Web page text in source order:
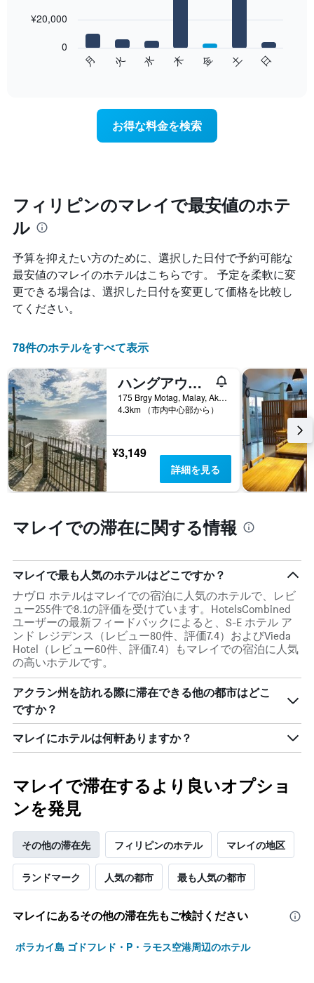
金
は、
を
し
て
い
ま
す。
の
Y
軸
1​
本
は、
客
室
の
平
均
料
表
し
ま
す
bars.
の
客
の
平
均
料
金
を
表
て
い
ま
す
表
の
X
軸
1​
本
は、
曜
表
い
ま
す。
表
の
Y
軸
1​
本
は、
客
室
平
均
金
を
表
い
ま
す
月 火 水 木 金 土 日
0
¥20,000
お得な料金を検索
フィリピンのマレイで最安値のホテ
ル
予算を抑えたい方のために、選択した日付で予約可能な
最安値のマレイのホテルはこちらです。 予定を柔軟に変
更できる場合は、選択した日付を変更して価格を比較し
てください。
78件のホテルをすべて表示
ハングアウト ビーチ & リゾート
175 Brgy Motag, Malay, Aklan, マレイ, フィリピン
4.3km （市内中心部から）
¥3,149
詳細を見る
マレイでの滞在に関する情報
マレイで最も人気のホテルはどこですか？
ナヴロ ホテルはマレイでの宿泊に人気のホテルで、レビ
ュー255件で8.1の評価を受けています。HotelsCombined
ユーザーの最新フィードバックによると、S-E ホテル ア
ンド レジデンス（レビュー80件、評価7.4）およびVieda
Hotel（レビュー60件、評価7.4）もマレイでの宿泊に人気
の高いホテルです。
アクラン州を訪れる際に滞在できる他の都市はどこ
ですか？
マレイにホテルは何軒ありますか？
マレイで滞在するより良いオプショ
ンを発見
その他の滞在先 フィリピンのホテル マレイの地区
ランドマーク 人気の都市 最も人気の都市
マレイ​にあるその他の滞在先もご検討ください
ボラカイ島 ゴドフレド・P・ラモス空港周辺のホテル